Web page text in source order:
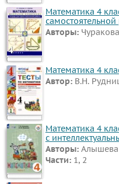
Математика 4
Авторы:
Математика 4
Автор: В.Н.
Математика 4
с
Авторы: Алышева
Части: 1, 2